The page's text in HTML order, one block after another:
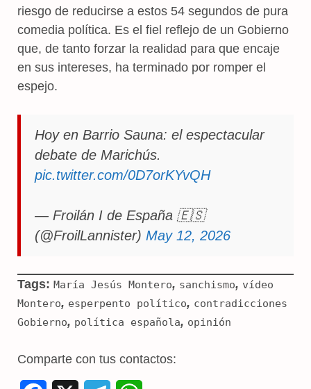
riesgo de reducirse a estos 54 segundos de pura
comedia política. Es el fiel reflejo de un Gobierno
que, de tanto forzar la realidad para que encaje
en sus intereses, ha terminado por romper el
espejo.
Hoy en Barrio Sauna: el espectacular
debate de Marichús.
pic.twitter.com/0D7orKYvQH
— Froilán I de España 🇪🇸
(@FroilLannister) May 12, 2026
Tags: María Jesús Montero, sanchismo, vídeo
Montero, esperpento político, contradicciones
Gobierno, política española, opinión
Comparte con tus contactos: